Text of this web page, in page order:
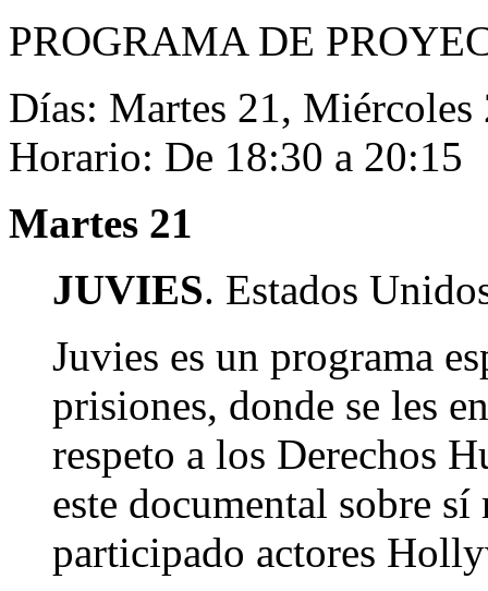
PROGRAMA DE
Dí­as: Martes 21, Miércoles
Horario: De 18:30 a 20:15
Martes 21
JUVIES. Estados
Juvies es un programa
prisiones, donde se les
respeto a los Derechos
este documental sobre
participado actores